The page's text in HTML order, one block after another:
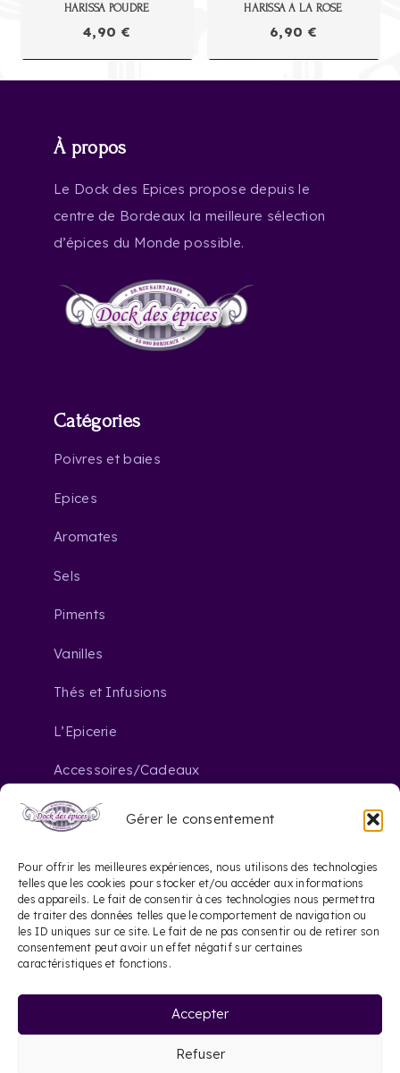
Gérer le consentement
Pour offrir les meilleures expériences, nous utilisons des technologies
telles que les cookies pour stocker et/ou accéder aux informations
des appareils. Le fait de consentir à ces technologies nous permettra
de traiter des données telles que le comportement de navigation ou
les ID uniques sur ce site. Le fait de ne pas consentir ou de retirer son
consentement peut avoir un effet négatif sur certaines
caractéristiques et fonctions.
Accepter
Refuser
HARISSA POUDRE
4,90 €
HARISSA A LA ROSE
6,90 €
À propos
Le Dock des Epices propose depuis le
centre de Bordeaux la meilleure sélection
d’épices du Monde possible.
Catégories
Poivres et baies
Epices
Aromates
Sels
Piments
Vanilles
Thés et Infusions
L’Epicerie
Accessoires/Cadeaux
Nous contacter
mail_outline contact@dockdesepices.com
phone 05 56 44 41 57